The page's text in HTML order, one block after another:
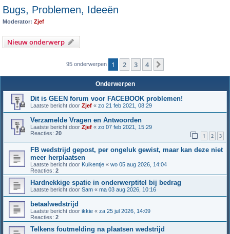
Bugs, Problemen, Ideeën
Moderator: Zjef
Nieuw onderwerp
95 onderwerpen 1 2 3 4
Onderwerpen
Dit is GEEN forum voor FACEBOOK problemen!
Laatste bericht door Zjef « zo 21 feb 2021, 08:29
Verzamelde Vragen en Antwoorden
Laatste bericht door Zjef « zo 07 feb 2021, 15:29
Reacties: 20 1 2 3
FB wedstrijd gepost, per ongeluk gewist, maar kan deze niet
meer herplaatsen
Laatste bericht door Kuikentje « wo 05 aug 2026, 14:04
Reacties: 2
Hardnekkige spatie in onderwerptitel bij bedrag
Laatste bericht door Sam « ma 03 aug 2026, 10:16
betaalwedstrijd
Laatste bericht door ikkie « za 25 jul 2026, 14:09
Reacties: 2
Telkens foutmelding na plaatsen wedstrijd